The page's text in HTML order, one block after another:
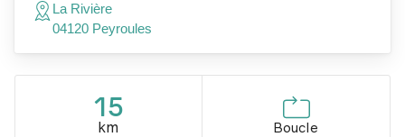
15
km Boucle
La Rivière
04120 Peyroules